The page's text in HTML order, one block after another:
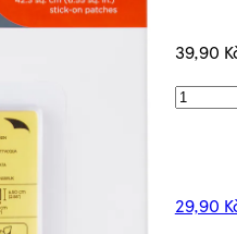
39,90
29,90